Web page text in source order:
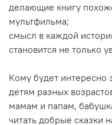
делающие книгу
мультфильма;
смысл в каждой
становится не только
Кому будет интересно
детям разных
мамам и папам,
читать добрые сказки